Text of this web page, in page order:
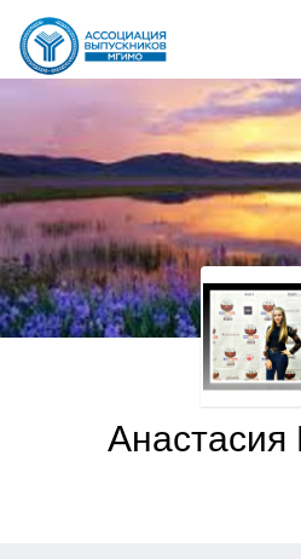
Анастасия